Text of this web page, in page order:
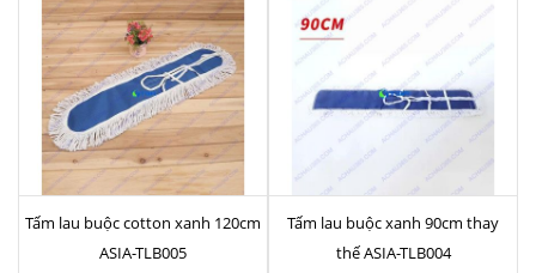
Tấm lau buộc cotton xanh 120cm
ASIA-TLB005
Tấm lau buộc xanh 90cm thay
thế ASIA-TLB004